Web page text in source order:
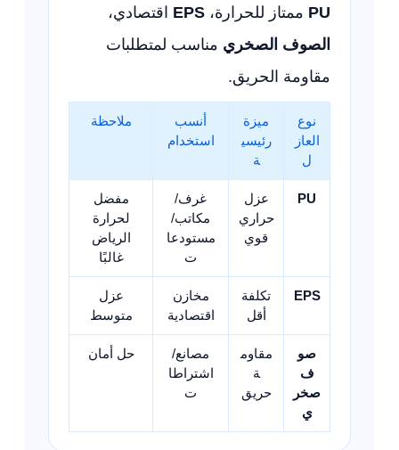
PU ممتاز للحرارة، EPS اقتصادي،
الصوف الصخري مناسب لمتطلبات
مقاومة الحريق.
نوع
العاز
ل
ميزة
رئيسي
ة
أنسب
استخدام
ملاحظة
PU
عزل
حراري
قوي
غرف/
مكاتب/
مستودعا
ت
مفضل
لحرارة
الرياض
غالبًا
EPS
تكلفة
أقل
مخازن
اقتصادية
عزل
متوسط
صو
ف
صخر
ي
مقاوم
ة
حريق
مصانع/
اشتراطا
ت
حل أمان